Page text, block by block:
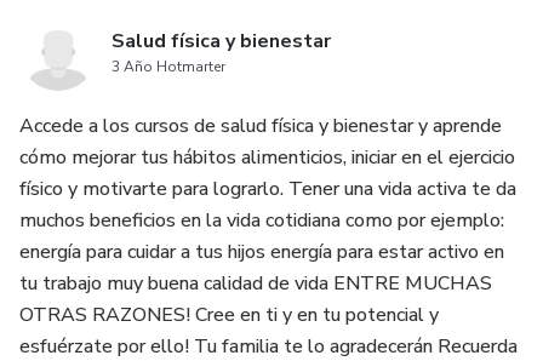
comunidad global.
nuestros secretos más emocionantes: ¡la tecnología de
realidad virtual y aumentada! A medida que avanzas en el
curso, podrás sumergirte en mundos virtuales donde
podrás experimentar por ti mismo los beneficios de la
actividad física. Desde correr por playas exóticas hasta
disfrutar de una sesión de yoga en una montaña en medio
de la naturaleza.
Salud física y bienestar
3 Año Hotmarter
Accede a los cursos de salud física y bienestar y aprende
cómo mejorar tus hábitos alimenticios, iniciar en el ejercicio
físico y motivarte para lograrlo. Tener una vida activa te da
muchos beneficios en la vida cotidiana como por ejemplo:
energía para cuidar a tus hijos energía para estar activo en
tu trabajo muy buena calidad de vida ENTRE MUCHAS
OTRAS RAZONES! Cree en ti y en tu potencial y
esfuérzate por ello! Tu familia te lo agradecerán Recuerda